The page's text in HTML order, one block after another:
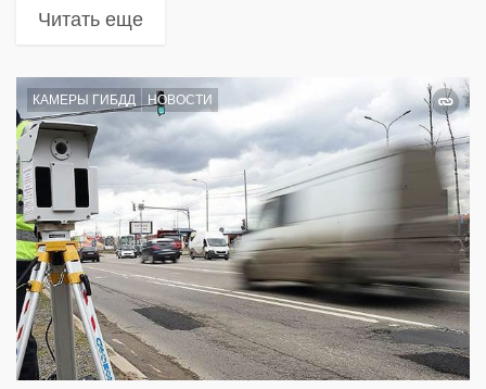
Читать еще
КАМЕРЫ ГИБДД НОВОСТИ